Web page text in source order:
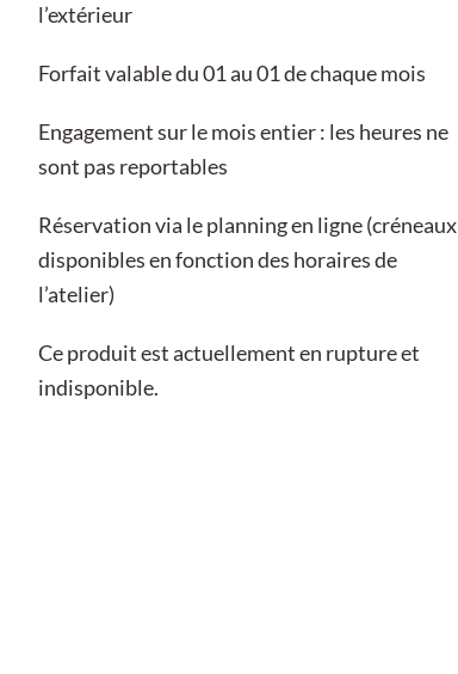
l’extérieur
Forfait valable du 01 au 01 de chaque mois
Engagement sur le mois entier : les heures ne
sont pas reportables
Réservation via le planning en ligne (créneaux
disponibles en fonction des horaires de
l’atelier)
Ce produit est actuellement en rupture et
indisponible.